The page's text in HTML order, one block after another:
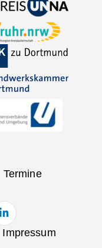
Termine
Impressum